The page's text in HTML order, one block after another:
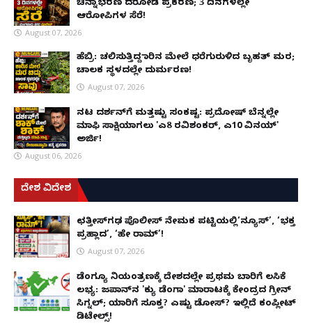
ಚಿನ್ನಾಭರಣ ದರೋಡೆ ಪ್ರಕರಣ; 3 ದಿನಗಳಲ್ಲೇ
ಆರೋಪಿಗಳ ಸೆರೆ!
August 07, 2026
ಹೆಬ್ರಿ: ಚಲಿಸುತ್ತಿದ್ದ ಕಾರಿನ ಮೇಲೆ ಧರೆಗುರುಳಿದ ಬೃಹತ್ ಮರ;
ಚಾಲಕ ಸ್ಥಳದಲ್ಲೇ ದುರ್ಮರಣ!
August 07, 2026
ನಟ ದರ್ಶನ್‌ಗೆ ಮತ್ತಷ್ಟು ಸಂಕಷ್ಟ: ಪ್ರದೋಷ್ ಬೆನ್ನಲ್ಲೇ
ಮಾಫಿ ಸಾಕ್ಷಿಯಾಗಲು 'ಎ8 ರವಿಶಂಕರ್, ಎ10 ವಿನಯ್'
ಅರ್ಜಿ!
August 06, 2026
ದೇಶ ವಿದೇಶ
ಛತ್ತೀಸ್‌ಗಢ ಪೊಲೀಸ್ ನೇಮಕ ಪಟ್ಟಿಯಲ್ಲಿ‘ನ್ಯೂಸ್’, ‘ಭಕ್ತ
ಪ್ರಹ್ಲಾದ’, ‘ಹೇ ರಾಮ್’!
August 07, 2026
ಡೆಂಗ್ಯೂ ನಿಯಂತ್ರಣಕ್ಕೆ ದೇಶದಲ್ಲೇ ಪ್ರಥಮ ಬಾರಿಗೆ ಲಸಿಕೆ
ಲಭ್ಯ: ಜಪಾನ್‌ನ 'ಕ್ಯು ಡೆಂಗಾ' ಮಾರಾಟಕ್ಕೆ ಕೇಂದ್ರದ ಗ್ರೀನ್
ಸಿಗ್ನಲ್; ಯಾರಿಗೆ ಸೂಕ್ತ? ಎಷ್ಟು ಡೋಸ್? ಇಲ್ಲಿದೆ ಕಂಪ್ಲೀಟ್
ಡಿಟೇಲ್ಸ್!